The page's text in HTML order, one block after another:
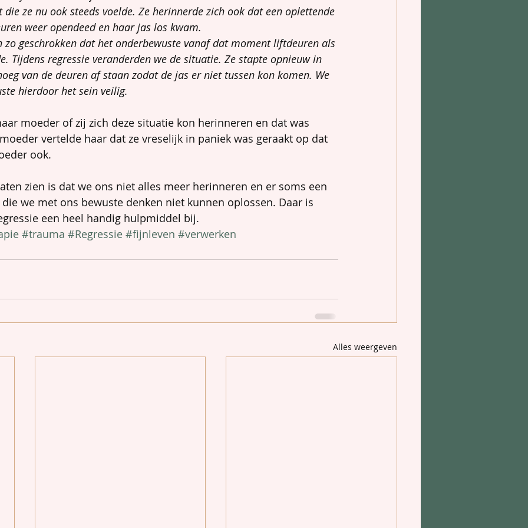
die ze nu ook steeds voelde. Ze herinnerde zich ook dat een oplettende
weer opendeed en haar jas los kwam.
zo geschrokken dat het onderbewuste vanaf dat moment liftdeuren als
Tijdens regressie veranderden we de situatie. Ze stapte opnieuw in
van de deuren af staan zodat de jas er niet tussen kon komen. We
hierdoor het sein veilig.
moeder of zij zich deze situatie kon herinneren en dat was
vertelde haar dat ze vreselijk in paniek was geraakt op dat
ook.
zien is dat we ons niet alles meer herinneren en er soms een
we met ons bewuste denken niet kunnen oplossen. Daar is
een heel handig hulpmiddel bij.
#trauma #Regressie #fijnleven #verwerken
Alles weergeven